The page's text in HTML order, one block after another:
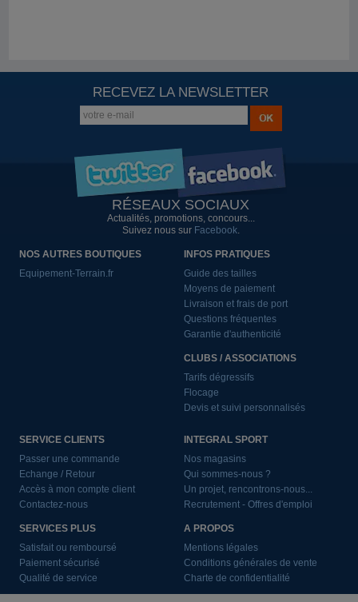
RECEVEZ LA NEWSLETTER
RÉSEAUX SOCIAUX
Actualités, promotions, concours...
Suivez nous sur Facebook.
NOS AUTRES BOUTIQUES
Equipement-Terrain.fr
INFOS PRATIQUES
Guide des tailles
Moyens de paiement
Livraison et frais de port
Questions fréquentes
Garantie d'authenticité
CLUBS / ASSOCIATIONS
Tarifs dégressifs
Flocage
Devis et suivi personnalisés
SERVICE CLIENTS
Passer une commande
Echange / Retour
Accès à mon compte client
Contactez-nous
SERVICES PLUS
Satisfait ou remboursé
Paiement sécurisé
Qualité de service
INTEGRAL SPORT
Nos magasins
Qui sommes-nous ?
Un projet, rencontrons-nous...
Recrutement - Offres d'emploi
A PROPOS
Mentions légales
Conditions générales de vente
Charte de confidentialité